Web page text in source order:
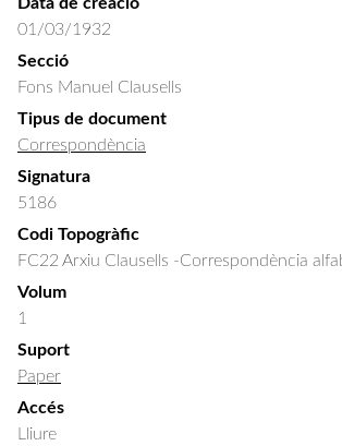
01/03/1932
Secció
Fons Manuel Clausells
Tipus de document
Correspondència
Signatura
5186
Codi Topogràfic
FC22 Arxiu Clausells -Correspondència
Volum
1
Suport
Paper
Accés
Lliure